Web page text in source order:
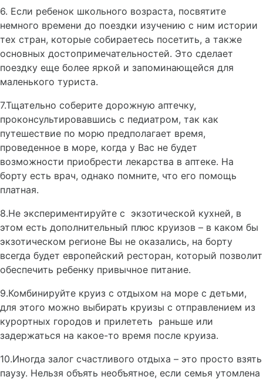
6. Если ребенок школьного возраста, посвятите
немного времени до поездки изучению с ним истории
тех стран, которые собираетесь посетить, а также
основных достопримечательностей. Это сделает
поездку еще более яркой и запоминающейся для
маленького туриста.
7.Тщательно соберите дорожную аптечку,
проконсультировавшись с педиатром, так как
путешествие по морю предполагает время,
проведенное в море, когда у Вас не будет
возможности приобрести лекарства в аптеке. На
борту есть врач, однако помните, что его помощь
платная.
8.Не экспериментируйте с экзотической кухней, в
этом есть дополнительный плюс круизов – в каком бы
экзотическом регионе Вы не оказались, на борту
всегда будет европейский ресторан, который позволит
обеспечить ребенку привычное питание.
9.Комбинируйте круиз с отдыхом на море с детьми,
для этого можно выбирать круизы с отправлением из
курортных городов и прилететь раньше или
задержаться на какое-то время после круиза.
10.Иногда залог счастливого отдыха – это просто взять
паузу. Нельзя объять необъятное, если семья утомлена